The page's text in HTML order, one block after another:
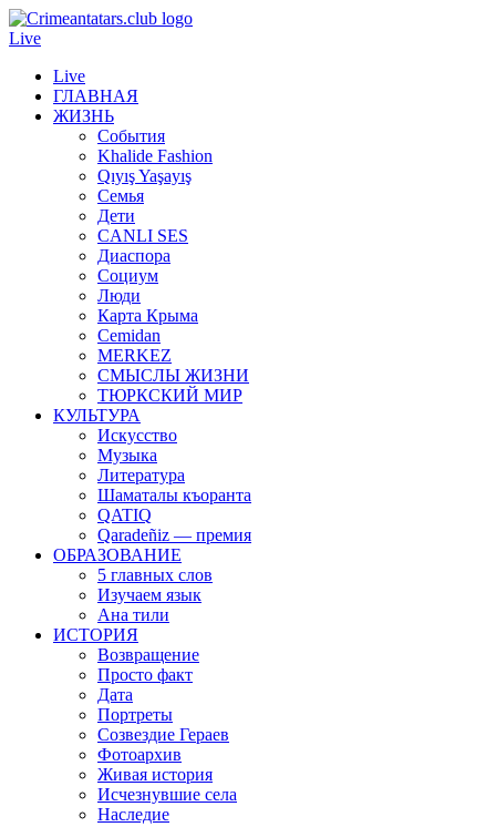
Live
Live
ГЛАВНАЯ
ЖИЗНЬ
События
Khalide Fashion
Qıyış Yaşayış
Семья
Дети
CANLI SES
Диаспора
Социум
Люди
Карта Крыма
Cemidan
МERKEZ
СМЫСЛЫ ЖИЗНИ
ТЮРКСКИЙ МИР
КУЛЬТУРА
Искусство
Музыка
Литература
Шаматалы къоранта
QATIQ
Qaradeñiz — премия
ОБРАЗОВАНИЕ
5 главных слов
Изучаем язык
Ана тили
ИСТОРИЯ
Возвращение
Просто факт
Дата
Портреты
Созвездие Гераев
Фотоархив
Живая история
Исчезнувшие села
Наследие